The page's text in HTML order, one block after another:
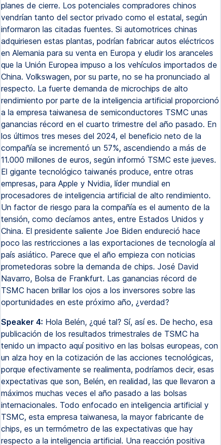
planes de cierre. Los potenciales compradores chinos
vendrían tanto del sector privado como el estatal, según
informaron las citadas fuentes. Si automotrices chinas
adquiriesen estas plantas, podrían fabricar autos eléctricos
en Alemania para su venta en Europa y eludir los aranceles
que la Unión Europea impuso a los vehículos importados de
China. Volkswagen, por su parte, no se ha pronunciado al
respecto. La fuerte demanda de microchips de alto
rendimiento por parte de la inteligencia artificial proporcionó
a la empresa taiwanesa de semiconductores TSMC unas
ganancias récord en el cuarto trimestre del año pasado. En
los últimos tres meses del 2024, el beneficio neto de la
compañía se incrementó un 57%, ascendiendo a más de
11.000 millones de euros, según informó TSMC este jueves.
El gigante tecnológico taiwanés produce, entre otras
empresas, para Apple y Nvidia, líder mundial en
procesadores de inteligencia artificial de alto rendimiento.
Un factor de riesgo para la compañía es el aumento de la
tensión, como decíamos antes, entre Estados Unidos y
China. El presidente saliente Joe Biden endureció hace
poco las restricciones a las exportaciones de tecnología al
país asiático. Parece que el año empieza con noticias
prometedoras sobre la demanda de chips. José David
Navarro, Bolsa de Frankfurt. Las ganancias récord de
TSMC hacen brillar los ojos a los inversores sobre las
oportunidades en este próximo año, ¿verdad?
Speaker 4: Hola Belén, ¿qué tal? Sí, así es. De hecho, esa
publicación de los resultados trimestrales de TSMC ha
tenido un impacto aquí positivo en las bolsas europeas, con
un alza hoy en la cotización de las acciones tecnológicas,
porque efectivamente se realimenta, podríamos decir, esas
expectativas que son, Belén, en realidad, las que llevaron a
máximos muchas veces el año pasado a las bolsas
internacionales. Todo enfocado en inteligencia artificial y
TSMC, esta empresa taiwanesa, la mayor fabricante de
chips, es un termómetro de las expectativas que hay
respecto a la inteligencia artificial. Una reacción positiva